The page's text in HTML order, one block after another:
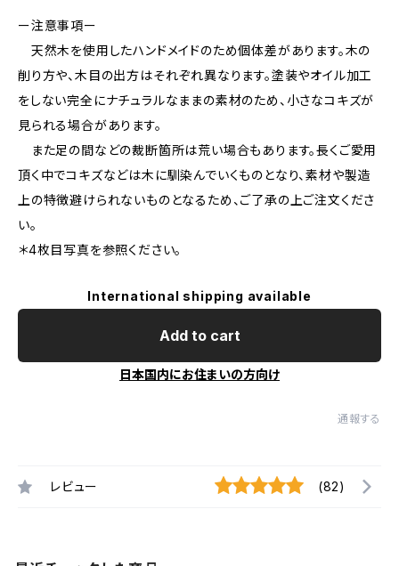
ー注意事項ー
天然木を使用したハンドメイドのため個体差があります。木の
削り方や、木目の出方はそれぞれ異なります。塗装やオイル加工
をしない完全にナチュラルなままの素材のため、小さなコキズが
見られる場合があります。
また足の間などの裁断箇所は荒い場合もあります。長くご愛用
頂く中でコキズなどは木に馴染んでいくものとなり、素材や製造
上の特徴避けられないものとなるため、ご了承の上ご注文くださ
い。
＊4枚目写真を参照ください。
International shipping available
Add to cart
日本国内にお住まいの方向け
通報する
レビュー (82)